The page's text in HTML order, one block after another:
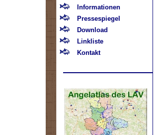
Informationen
Pressespiegel
Download
Linkliste
Kontakt